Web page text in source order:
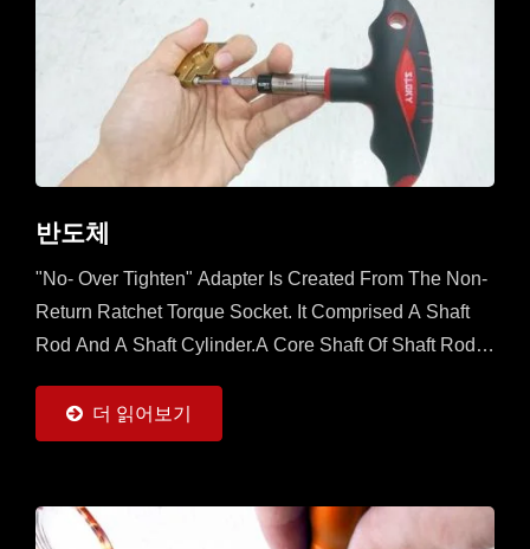
반도체
"No- Over Tighten" Adapter Is Created From The Non-
Return Ratchet Torque Socket. It Comprised A Shaft
Rod And A Shaft Cylinder.A Core Shaft Of Shaft Rod Is
더 읽어보기